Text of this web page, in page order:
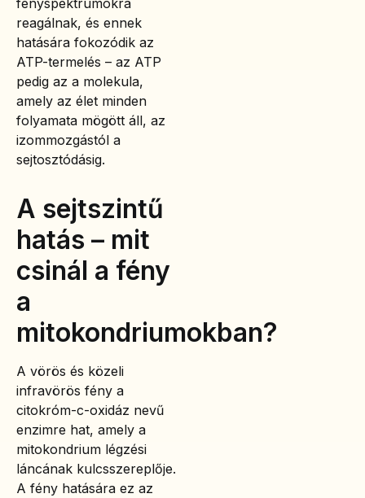
reagálnak, és ennek
hatására fokozódik az
ATP-termelés – az ATP
pedig az a molekula,
amely az élet minden
folyamata mögött áll, az
izommozgástól a
sejtosztódásig.
A sejtszintű
hatás – mit
csinál a fény
a
mitokondriumokban?
A vörös és közeli
infravörös fény a
citokróm-c-oxidáz nevű
enzimre hat, amely a
mitokondrium légzési
láncának kulcsszereplője.
A fény hatására ez az